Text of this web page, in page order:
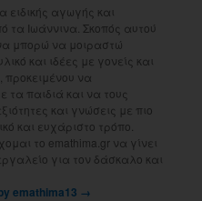
ειδικής αγωγής και
τα Ιωάννινα. Σκοπός αυτού
μπορώ να μοιραστώ
και ιδέες με γονείς και
να
τα παιδιά και να τους
και γνώσεις με πιο
και ευχάριστο τρόπο.
το emathima.gr να γίνει
για τον δάσκαλο και
emathima13 →